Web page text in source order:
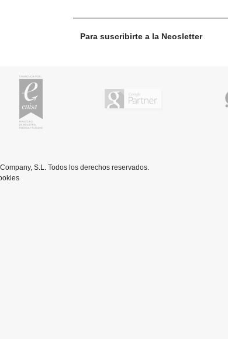
Para suscribirte a la Neosletter
Google Partner
S.L. Todos los derechos reservados.